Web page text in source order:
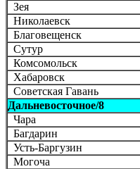
Зея
Николаевск
Благовещенск
Сутур
Комсомольск
Хабаровск
Советская Гавань
Дальневосточное/8
Чара
Багдарин
Усть-Баргузин
Могоча